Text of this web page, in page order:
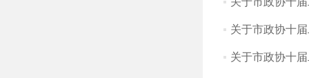
关于市政协十
关于市政协十